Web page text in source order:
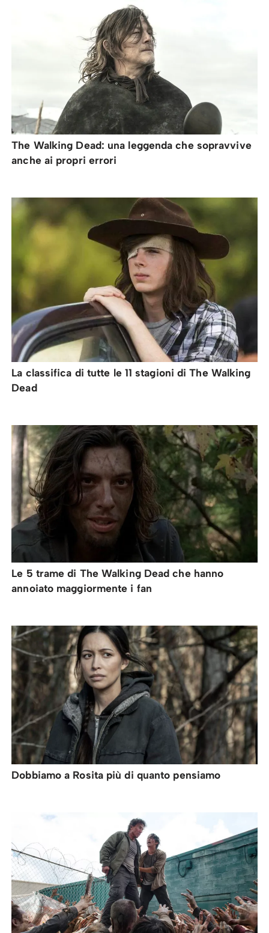
The Walking Dead: una leggenda che sopravvive
anche ai propri errori
La classifica di tutte le 11 stagioni di The Walking
Dead
Le 5 trame di The Walking Dead che hanno
annoiato maggiormente i fan
Dobbiamo a Rosita più di quanto pensiamo